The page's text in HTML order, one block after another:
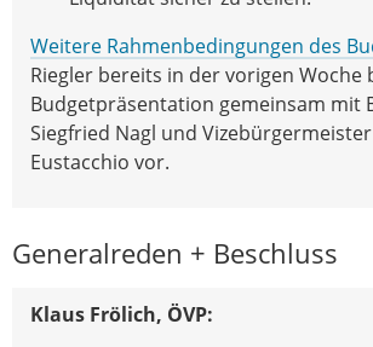
Weitere Rahmenbedingungen des
Riegler bereits in der vorigen Woche
Budgetpräsentation gemeinsam mit
Siegfried Nagl und
Eustacchio vor.
Generalreden + Beschluss
Klaus Frölich, ÖVP: